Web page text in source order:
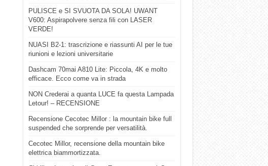
PULISCE e SI SVUOTA DA SOLA! UWANT
V600: Aspirapolvere senza fili con LASER
VERDE!
NUASI B2-1: trascrizione e riassunti AI per le tue
riunioni e lezioni universitarie
Dashcam 70mai A810 Lite: Piccola, 4K e molto
efficace. Ecco come va in strada
NON Crederai a quanta LUCE fa questa Lampada
Letour! – RECENSIONE
Recensione Cecotec Millor : la mountain bike full
suspended che sorprende per versatilità.
Cecotec Millor, recensione della mountain bike
elettrica biammortizzata.